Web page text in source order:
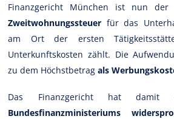
Finanzgericht München ist nun der
Zweitwohnungssteuer für das
am Ort der ersten
Unterkunftskosten zählt. Die
zu dem Höchstbetragals
Das Finanzgericht hat damit
Bundesfinanzministeriums